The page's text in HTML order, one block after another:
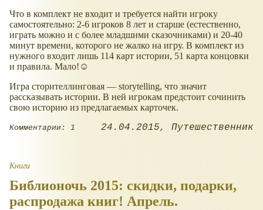
Что в комплект не входит и требуется найти игроку
самостоятельно: 2-6 игроков 8 лет и старше (естественно,
играть можно и с более младшими сказочниками) и 20-40
минут времени, которого не жалко на игру. В комплект из
нужного входит лишь 114 карт истории, 51 карта концовки
и правила. Мало!☺
Игра сторителлинговая — storytelling, что значит
рассказывать истории. В ней игрокам предстоит сочинить
свою историю из предлагаемых карточек.
Комментарии: 1 24.04.2015 Путешественник
Книги
Библионочь 2015: скидки, подарки,
распродажа книг! Апрель.